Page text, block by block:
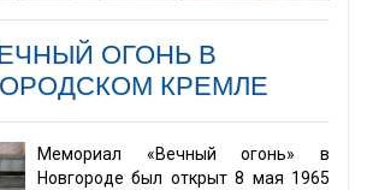
ОГОНЬ В
КРЕМЛЕ
Мемориал «Вечный огонь» в
Новгороде был открыт 8 мая 1965